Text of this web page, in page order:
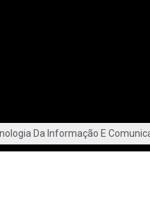
Da Informação E